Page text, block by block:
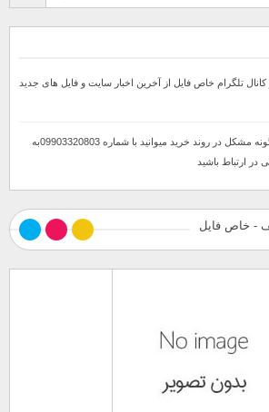
تلگرام خاص فایل از آخرین اخبار سایت و فایل های جدید
درصورت هرگونه مشکل در روند خرید میوانید با شماره 09903320803به
- خاص فایل